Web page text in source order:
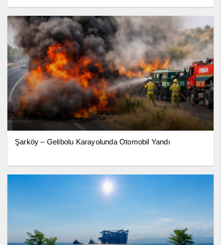
Şarköy – Gelibolu Karayolunda Otomobil Yandı